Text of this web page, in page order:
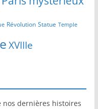
Révolution Statue Temple
XVIIIe
dernières histoires